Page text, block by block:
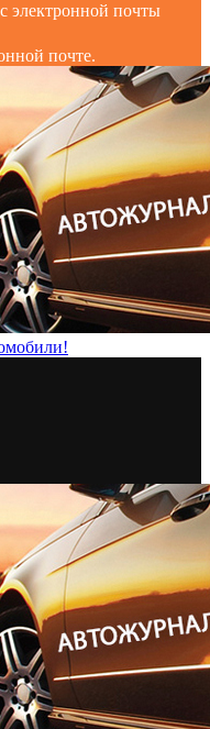
электронной почты
почте.